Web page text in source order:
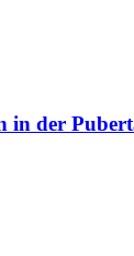
in der